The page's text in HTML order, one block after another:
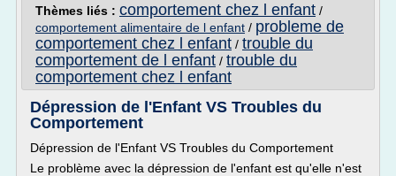
Thèmes liés : comportement chez l enfant /
comportement alimentaire de l enfant / probleme de
comportement chez l enfant / trouble du
comportement de l enfant / trouble du
comportement chez l enfant
Dépression de l'Enfant VS Troubles du
Comportement
Dépression de l'Enfant VS Troubles du Comportement
Le problème avec la dépression de l'enfant est qu'elle n'est